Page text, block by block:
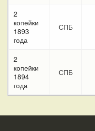
2
копейки
1893
года
СПБ
2
копейки
1894
года
СПБ